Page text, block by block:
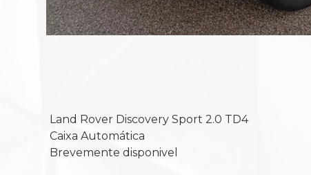
Land Rover Discovery Sport 2.0 TD4
Caixa Automática
Brevemente disponivel